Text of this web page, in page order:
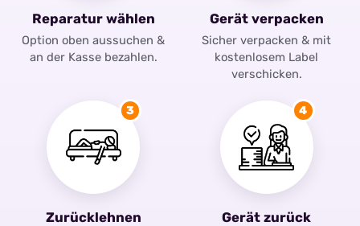
Reparatur wählen
Option oben aussuchen &
an der Kasse bezahlen.
Gerät verpacken
Sicher verpacken & mit
kostenlosem Label
verschicken.
3
Zurücklehnen
4
Gerät zurück